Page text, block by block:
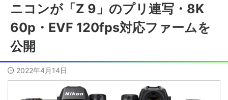
ニコンが「Z 9」のプリ連写・8K
60p・EVF 120fps対応ファームを
公開
2022年4月14日